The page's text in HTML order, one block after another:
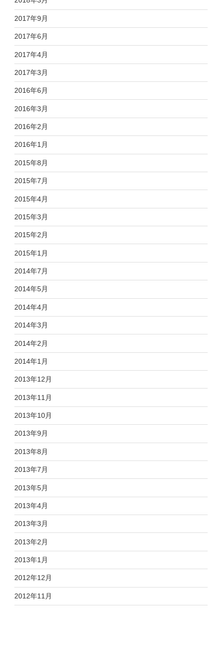
2017年9月
2017年6月
2017年4月
2017年3月
2016年6月
2016年3月
2016年2月
2016年1月
2015年8月
2015年7月
2015年4月
2015年3月
2015年2月
2015年1月
2014年7月
2014年5月
2014年4月
2014年3月
2014年2月
2014年1月
2013年12月
2013年11月
2013年10月
2013年9月
2013年8月
2013年7月
2013年5月
2013年4月
2013年3月
2013年2月
2013年1月
2012年12月
2012年11月